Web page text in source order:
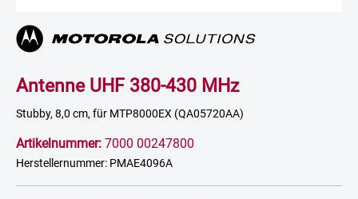
Antenne UHF 380-430 MHz
Stubby, 8,0 cm, für MTP8000EX (QA05720AA)
Artikelnummer: 7000 00247800
Herstellernummer: PMAE4096A